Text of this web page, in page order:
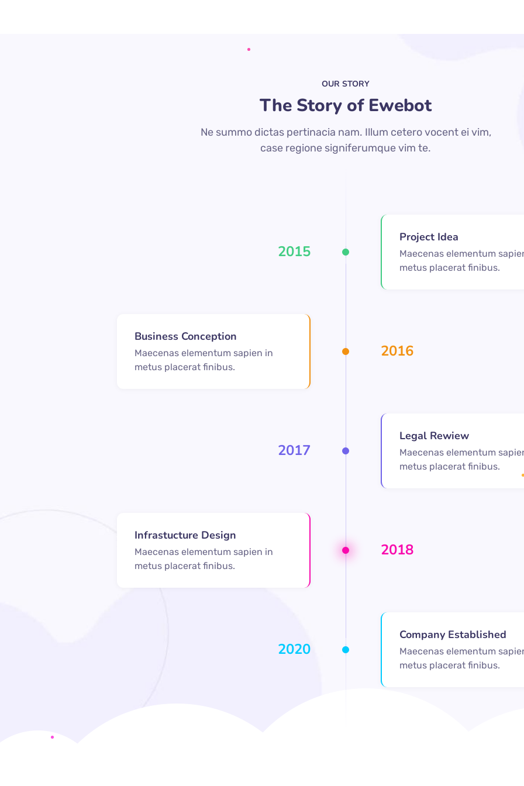
OUR STORY
The Story of Ewebot
Ne summo dictas pertinacia nam. Illum cetero vocent ei vim,
case regione signiferumque vim te.
2015
Project Idea
Maecenas elementum
metus placerat finibus.
2016
Business Conception
Maecenas elementum sapien in
metus placerat finibus.
2017
Legal Rewiew
Maecenas elementum
metus placerat finibus.
2018
Infrastucture Design
Maecenas elementum sapien in
metus placerat finibus.
2020
Company Established
Maecenas elementum
metus placerat finibus.